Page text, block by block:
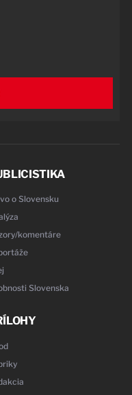
o Slovensku
komentáre
Slovenska